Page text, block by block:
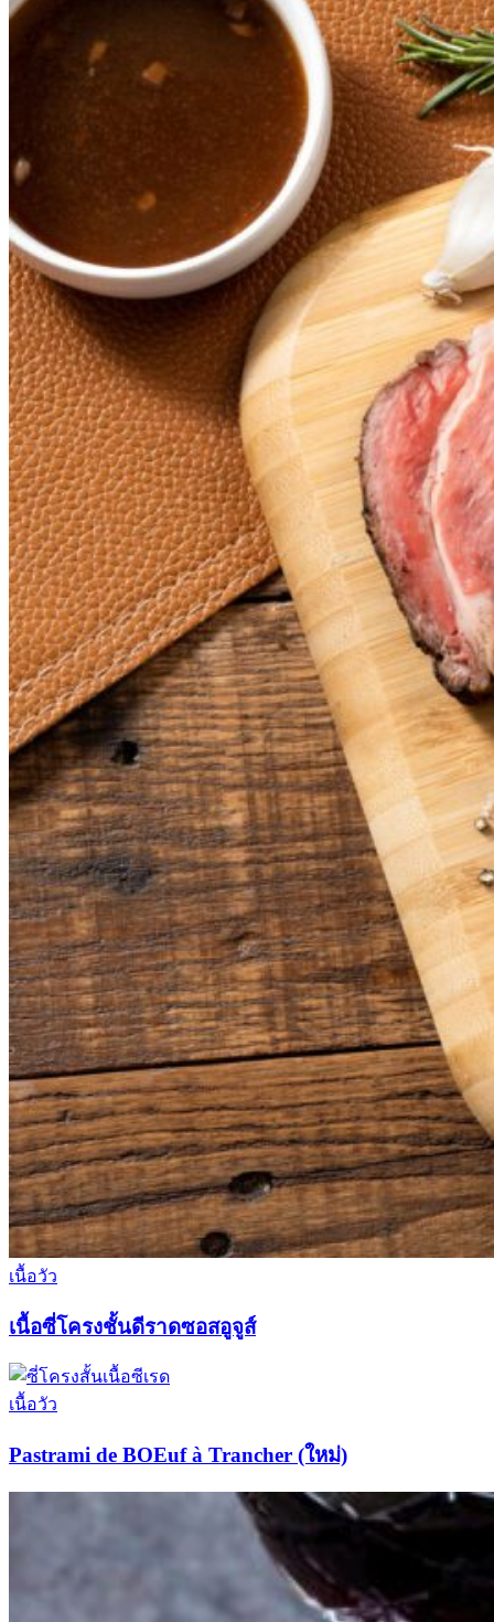
เนื้อวัว
เนื้อซี่โครงชั้นดีราดซอสอูจูส์
เนื้อวัว
Pastrami de BOEuf à Trancher (ใหม่)